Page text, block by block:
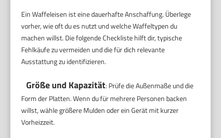
Ein Waffeleisen ist eine dauerhafte Anschaffung. Überlege
vorher, wie oft du es nutzt und welche Waffeltypen du
machen willst. Die folgende Checkliste hilft dir, typische
Fehlkäufe zu vermeiden und die für dich relevante
Ausstattung zu identifizieren.
Größe und Kapazität: Prüfe die Außenmaße und die
Form der Platten. Wenn du für mehrere Personen backen
willst, wähle größere Mulden oder ein Gerät mit kurzer
Vorheizzeit.